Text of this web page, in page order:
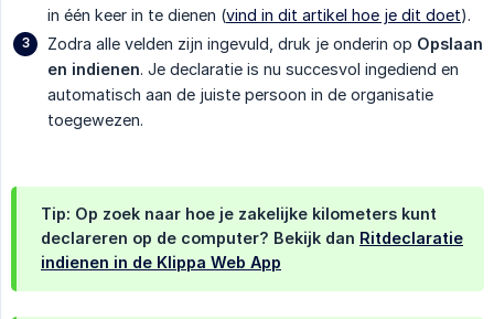
in één keer in te dienen (vind in dit artikel hoe je dit doet).
Zodra alle velden zijn ingevuld, druk je onderin op Opslaan
en indienen. Je declaratie is nu succesvol ingediend en
automatisch aan de juiste persoon in de organisatie
toegewezen.
Tip: Op zoek naar hoe je zakelijke kilometers kunt
declareren op de computer? Bekijk dan Ritdeclaratie
indienen in de Klippa Web App